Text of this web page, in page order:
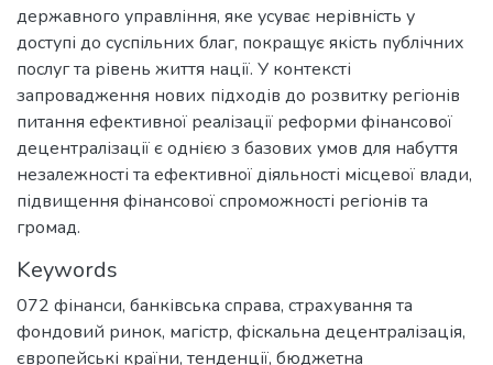
державного управління, яке усуває нерівність у
доступі до суспільних благ, покращує якість публічних
послуг та рівень життя нації. У контексті
запровадження нових підходів до розвитку регіонів
питання ефективної реалізації реформи фінансової
децентралізації є однією з базових умов для набуття
незалежності та ефективної діяльності місцевої влади,
підвищення фінансової спроможності регіонів та
громад.
Keywords
072 фінанси, банківська справа, страхування та
фондовий ринок, магістр, фіскальна децентралізація,
європейські країни, тенденції, бюджетна